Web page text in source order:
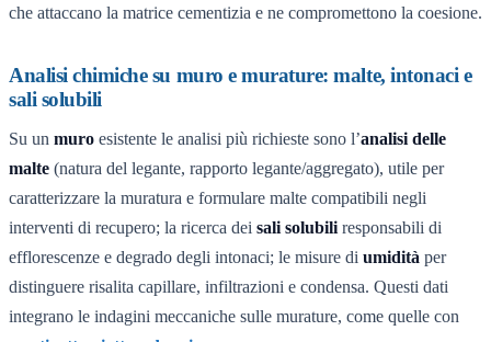
che attaccano la matrice cementizia e ne compromettono la coesione.
Analisi chimiche su muro e murature: malte, intonaci e
sali solubili
Su un muro esistente le analisi più richieste sono l’analisi delle
malte (natura del legante, rapporto legante/aggregato), utile per
caratterizzare la muratura e formulare malte compatibili negli
interventi di recupero; la ricerca dei sali solubili responsabili di
efflorescenze e degrado degli intonaci; le misure di umidità per
distinguere risalita capillare, infiltrazioni e condensa. Questi dati
integrano le indagini meccaniche sulle murature, come quelle con